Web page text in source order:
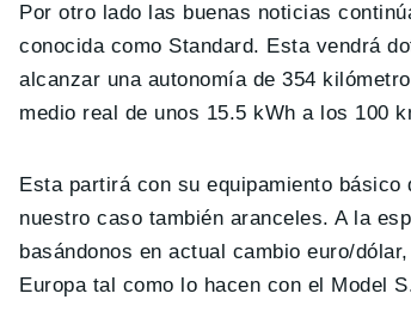
Por otro lado las buenas noticias
conocida como Standard. Esta vendrá
alcanzar una autonomía de 354
medio real de unos 15.5 kWh a los 100
Esta partirá con su equipamiento
nuestro caso también aranceles. A la
basándonos en actual cambio euro/
Europa tal como lo hacen con el Model